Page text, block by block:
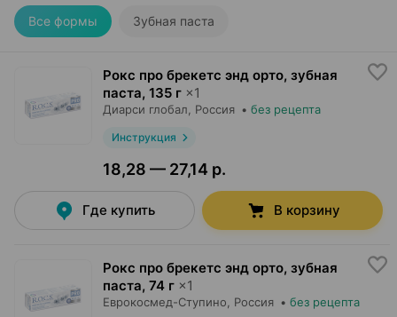
Все формы Зубная паста
Рокс про брекетс энд орто, зубная
паста, 135 г ×1
Диарси глобал , Россия • без рецепта
Инструкция
18,28 — 27,14 р.
Где купить В корзину
Рокс про брекетс энд орто, зубная
паста, 74 г ×1
Еврокосмед-Ступино , Россия • без рецепта